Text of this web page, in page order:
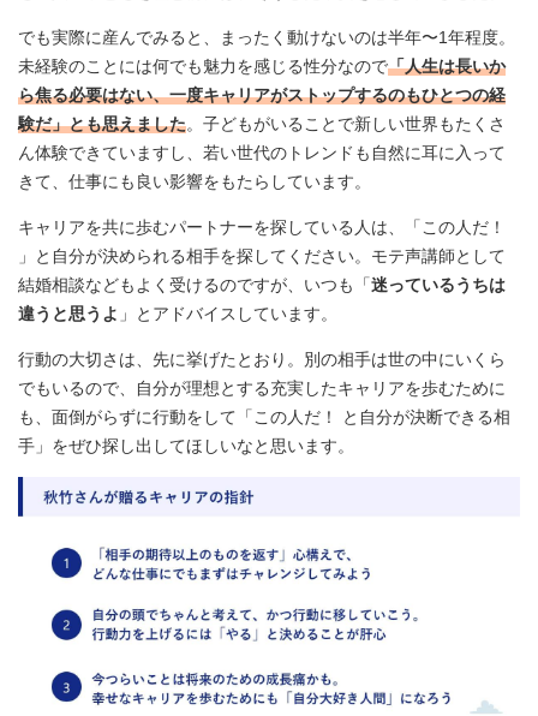
でも実際に産んでみると、まったく動けないのは半年〜1年程度。
未経験のことには何でも魅力を感じる性分なので「人生は長いか
ら焦る必要はない、一度キャリアがストップするのもひとつの経
験だ」とも思えました。子どもがいることで新しい世界もたくさ
ん体験できていますし、若い世代のトレンドも自然に耳に入って
きて、仕事にも良い影響をもたらしています。
キャリアを共に歩むパートナーを探している人は、「この人だ！
」と自分が決められる相手を探してください。モテ声講師として
結婚相談などもよく受けるのですが、いつも「迷っているうちは
違うと思うよ 」とアドバイスしています。
行動の大切さは、先に挙げたとおり。別の相手は世の中にいくら
でもいるので、自分が理想とする充実したキャリアを歩むために
も、面倒がらずに行動をして「この人だ！ と自分が決断できる相
手」をぜひ探し出してほしいなと思います。